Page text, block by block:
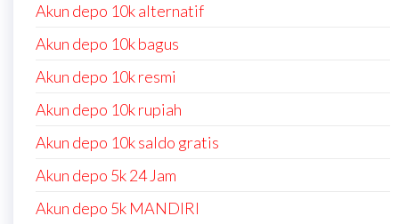
Akun depo 10k alternatif
Akun depo 10k bagus
Akun depo 10k resmi
Akun depo 10k rupiah
Akun depo 10k saldo gratis
Akun depo 5k 24 Jam
Akun depo 5k MANDIRI